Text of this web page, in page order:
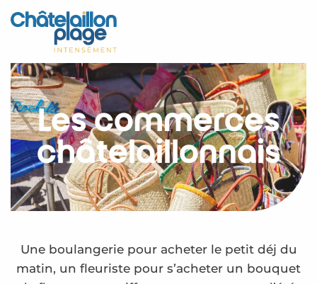
Aller
au
principal
Accueil
Découvrir
Activités
A vivre
Rendez-vous
Votre séjour
Espace Pro
Les commerces
châtelaillonnais
Une boulangerie pour acheter le petit déj du
matin, un fleuriste pour s’acheter un bouquet